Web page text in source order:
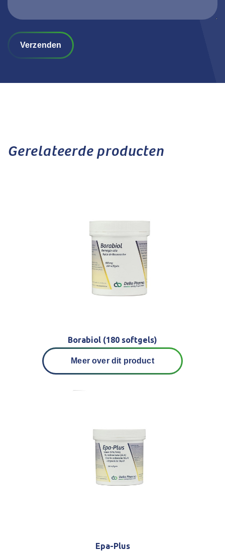
Verzenden
Gerelateerde producten
Borabiol (180 softgels)
Meer over dit product
Epa-Plus